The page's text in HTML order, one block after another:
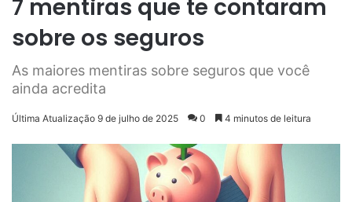
7 mentiras que te contaram
sobre os seguros
As maiores mentiras sobre seguros que você
ainda acredita
Última Atualização 9 de julho de 2025 0 4 minutos de leitura